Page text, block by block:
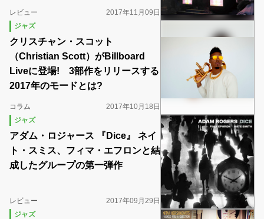
レビュー
2017年11月09日
ジャズ
クリスチャン・スコット
（Christian Scott）がBillboard
Liveに登場! 3部作をリリースする
2017年のモードとは?
コラム
2017年10月18日
ジャズ
アダム・ロジャース 『Dice』 ネイ
ト・スミス、フィマ・エフロンと結
成したグループの第一弾作
レビュー
2017年09月29日
ジャズ